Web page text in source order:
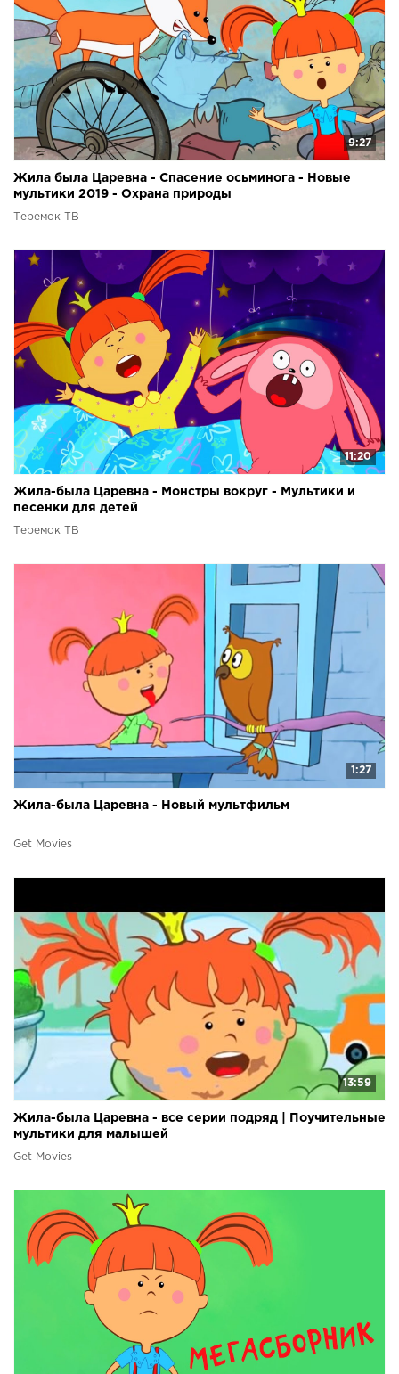
9:27
Жила была Царевна - Спасение осьминога - Новые
мультики 2019 - Охрана природы
Теремок ТВ
11:20
Жила-была Царевна - Монстры вокруг - Мультики и
песенки для детей
Теремок ТВ
1:27
Жила-была Царевна - Новый мультфильм
Get Movies
13:59
Жила-была Царевна - все серии подряд | Поучительные
мультики для малышей
Get Movies